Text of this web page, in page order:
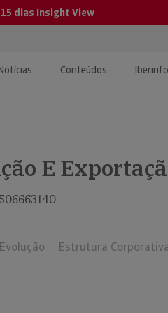
dias Insight View
Conteúdos
E
506663140
Evolução Estrutura Corporativa